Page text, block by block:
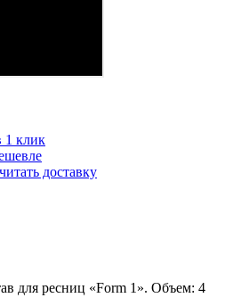
1 клик
доставку
для ресниц «Form 1». Объем: 4